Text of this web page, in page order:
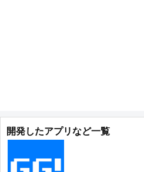
開発したアプリなど一覧